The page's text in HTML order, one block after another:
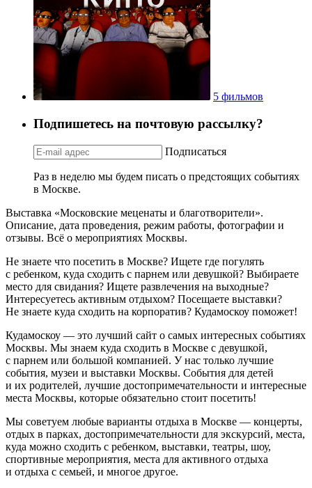
5 фильмов
Подпишетесь на почтовую рассылку?
Подписаться
Раз в неделю мы будем писать о предстоящих событиях
в Москве.
Выставка «Московские меценаты и благотворители».
Описание, дата проведения, режим работы, фотографии и
отзывы. Всё о мероприятиях Москвы.
Не знаете что посетить в Москве? Ищете где погулять
с ребенком, куда сходить с парнем или девушкой? Выбираете
место для свидания? Ищете развлечения на выходные?
Интересуетесь активным отдыхом? Посещаете выставки?
Не знаете куда сходить на корпоратив? Кудамоскоу поможет!
Кудамоскоу — это лучший сайт о самых интересных событиях
Москвы. Мы знаем куда сходить в Москве с девушкой,
с парнем или большой компанией. У нас только лучшие
события, музеи и выставки Москвы. События для детей
и их родителей, лучшие достопримечательности и интересные
места Москвы, которые обязательно стоит посетить!
Мы советуем любые варианты отдыха в Москве — концерты,
отдых в парках, достопримечательности для экскурсий, места,
куда можно сходить с ребенком, выставки, театры, шоу,
спортивные мероприятия, места для активного отдыха
и отдыха с семьей, и многое другое.